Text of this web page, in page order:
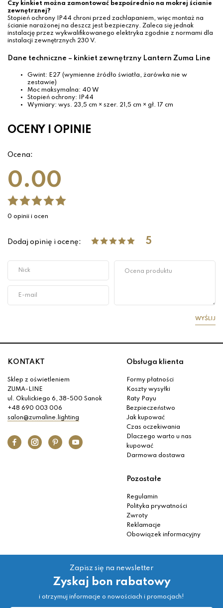
Czy kinkiet można zamontować bezpośrednio na mokrej ścianie
zewnętrznej?
Stopień ochrony IP44 chroni przed zachlapaniem, więc montaż na
ścianie narażonej na deszcz jest bezpieczny. Zaleca się jednak
instalację przez wykwalifikowanego elektryka zgodnie z normami dla
instalacji zewnętrznych 230 V.
Dane techniczne – kinkiet zewnętrzny Lantern Zuma Line
Gwint: E27 (wymienne źródło światła, żarówka nie w
zestawie)
Moc maksymalna: 40 W
Stopień ochrony: IP44
Wymiary: wys. 23,5 cm × szer. 21,5 cm × gł. 17 cm
OCENY I OPINIE
Ocena:
0.00
0 opinii i ocen
Dodaj opinię i ocenę: 5
WYŚLIJ
KONTAKT
Sklep z oświetleniem
ZUMA-LINE
ul. Okulickiego 6, 38-500 Sanok
+48 690 003 006
salon@zumaline.lighting
Obsługa klienta
Formy płatności
Koszty wysyłki
Raty Payu
Bezpieczeństwo
Jak kupować
Czas oczekiwania
Dlaczego warto u nas
kupować
Darmowa dostawa
Pozostałe
Regulamin
Polityka prywatności
Zwroty
Reklamacje
Obowiązek informacyjny
Zapisz się na newsletter
Zyskaj bon rabatowy
i otrzymuj informacje o nowościach i promocjach!